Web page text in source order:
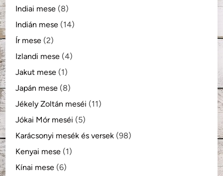
Indiai mese (8)
Indián mese (14)
Ír mese (2)
Izlandi mese (4)
Jakut mese (1)
Japán mese (8)
Jékely Zoltán meséi (11)
Jókai Mór meséi (5)
Karácsonyi mesék és versek (98)
Kenyai mese (1)
Kínai mese (6)